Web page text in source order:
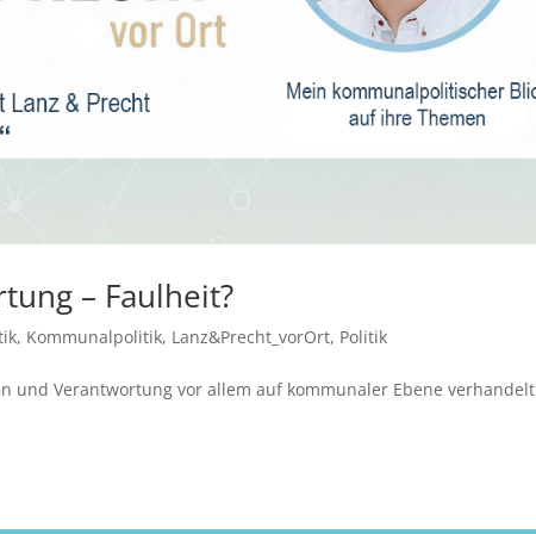
– Faulheit?
, Kommunalpolitik, Lanz&Precht_vorOrt, Politik
und Verantwortung vor allem auf kommunaler Ebene verhandelt